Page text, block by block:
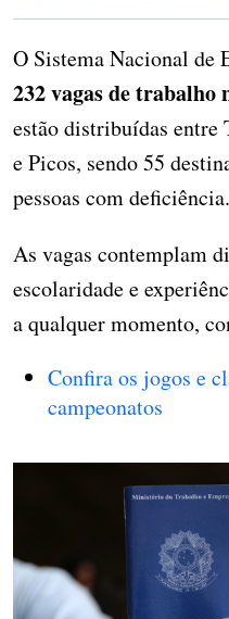
O Sistema Nacional de
232 vagas de trabalho
estão distribuídas entre
e Picos, sendo 55
pessoas com deficiência.
As vagas contemplam
escolaridade e
a qualquer momento,
Confira os jogos e
campeonatos